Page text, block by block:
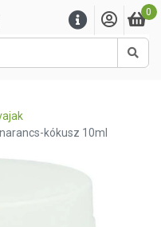
0
kókusz 10ml